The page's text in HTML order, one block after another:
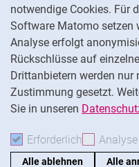
notwendige Cookies. Für
Software Matomo setzen
Analyse erfolgt
Rückschlüsse auf
Drittanbietern werden nur
Zustimmung gesetzt.
Sie in unseren
Erforderlich
Alle ablehnen Alle
Universitätsbibliothek
Datenschutz
Barrierefreiheit
Transparenter KI-Einsatz